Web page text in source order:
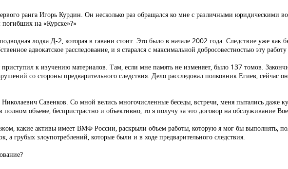
ранга Игорь Курдин. Он несколько раз обращался ко мне с различными юридическими
на «Курске»?»
лодка Д-2, которая в гавани стоит. Это было в начале 2002 года. Следствие уже как
адвокатское расследование, и я старался с максимальной добросовестностью эту работу
к изучению материалов. Там, если мне память не изменяет, было 137 томов.
со стороны предварительного следствия. Дело расследовал полковник Егиев, сейчас
Савенков. Со мной велись многочисленные беседы, встречи, меня пытались даже
полном объеме, беспристрастно и объективно, то я получу за это договор на обслуживание
какие активы имеет ВМФ России, раскрыли объем работы, которую я мог бы выполнять,
а грубых злоупотреблений, которые были и в ходе предварительного следствия.